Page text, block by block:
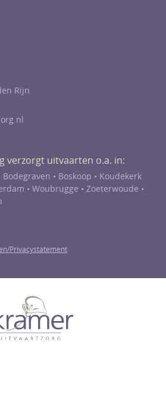
Rijn
verzorgt uitvaarten o.a. in:
Bodegraven • Boskoop • Koudekerk
• Woubrugge • Zoeterwoude •
Privacystatement